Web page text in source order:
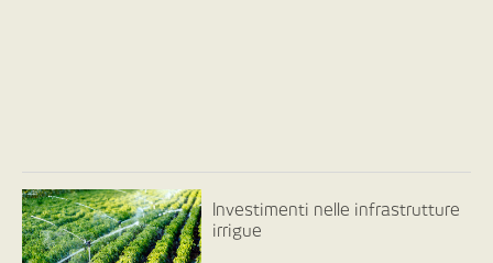
Investimenti nelle infrastrutture
irrigue